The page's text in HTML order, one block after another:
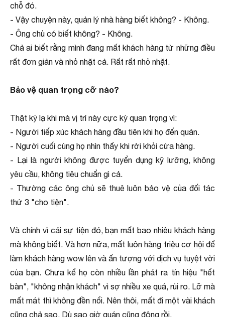
chỗ đó.
- Vậy chuyện này, quản lý nhà hàng biết không? - Không.
- Ông chủ có biết không? - Không.
Chả ai biết rằng mình đang mất khách hàng từ những điều
rất đơn giản và nhỏ nhặt cả. Rất rất nhỏ nhặt.
Bảo vệ quan trọng cỡ nào?
Thật kỳ lạ khi mà vị trí này cực kỳ quan trọng vì:
- Người tiếp xúc khách hàng đầu tiên khi họ đến quán.
- Người cuối cùng họ nhìn thấy khi rời khỏi cửa hàng.
- Lại là người không được tuyển dụng kỹ lưỡng, không
yêu cầu, không tiêu chuẩn gì cả.
- Thường các ông chủ sẽ thuê luôn bảo vệ của đối tác
thứ 3 "cho tiện".
Và chính vì cái sự tiện đó, bạn mất bao nhiêu khách hàng
mà không biết. Và hơn nữa, mất luôn hàng triệu cơ hội để
làm khách hàng wow lên và ấn tượng với dịch vụ tuyệt vời
của bạn. Chưa kể họ còn nhiều lần phát ra tín hiệu "hết
bàn", "không nhận khách" vì sợ nhiều xe quá, rủi ro. Lỡ mà
mất mát thì không đền nổi. Nên thôi, mất đi một vài khách
cũng chả sao. Dù sao giờ quán cũng đông rồi.